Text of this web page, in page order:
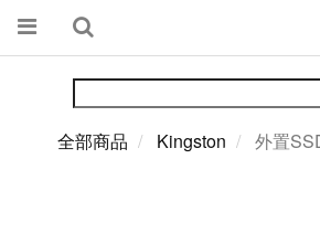
全部商品 Kingston 外置